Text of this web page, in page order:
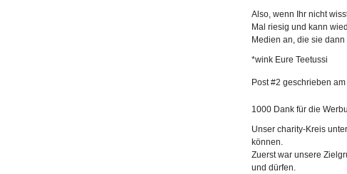
Also, wenn Ihr nicht
Mal riesig und kann
Medien an, die sie
*wink Eure Teetussi
Post #2 geschrieben
1000 Dank für die
Unser charity-Kreis
können.
Zuerst war unsere
und dürfen.